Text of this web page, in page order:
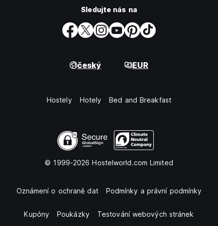
Sledujte nás na
český EUR
Hostely Hotely Bed and Breakfast
© 1999-2026 Hostelworld.com Limited
Oznámení o ochraně dat Podmínky a právní podmínky
Kupóny Poukázky Testování webových stránek